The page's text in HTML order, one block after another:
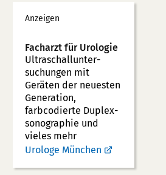
Werbung
Anzeigen
Facharzt für Urologie
Ultraschallunter­
suchungen mit
Geräten der neuesten
Generation,
farbcodierte Duplex­
sonographie und
vieles mehr
Urologe München